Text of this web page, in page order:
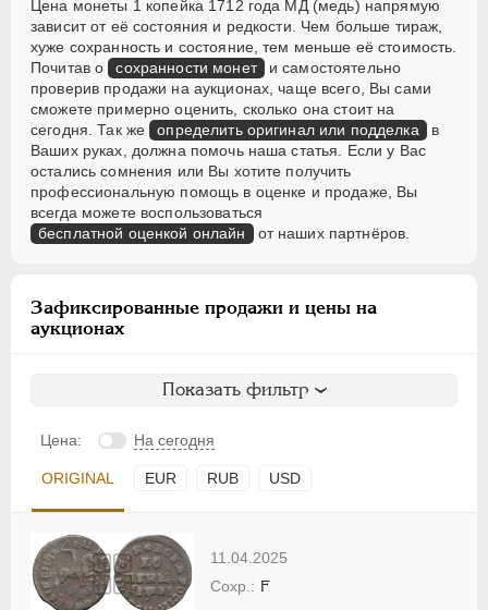
Цена монеты 1 копейка 1712 года МД (медь) напрямую
зависит от её состояния и редкости. Чем больше тираж,
хуже сохранность и состояние, тем меньше её стоимость.
Почитав о сохранности монет и самостоятельно
проверив продажи на аукционах, чаще всего, Вы сами
сможете примерно оценить, сколько она стоит на
сегодня. Так же определить оригинал или подделка в
Ваших руках, должна помочь наша статья. Если у Вас
остались сомнения или Вы хотите получить
профессиональную помощь в оценке и продаже, Вы
всегда можете воспользоваться
бесплатной оценкой онлайн от наших партнёров.
Зафиксированные продажи и цены на
аукционах
Показать фильтр
Цена: На сегодня
ORIGINAL EUR RUB USD
11.04.2025
F